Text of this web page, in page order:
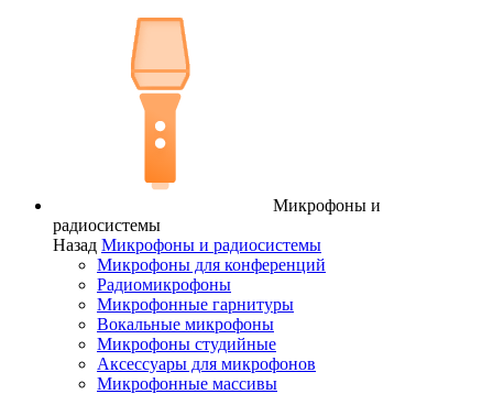
Микрофоны и
радиосистемы
Назад Микрофоны и радиосистемы
Микрофоны для конференций
Радиомикрофоны
Микрофонные гарнитуры
Вокальные микрофоны
Микрофоны студийные
Аксессуары для микрофонов
Микрофонные массивы